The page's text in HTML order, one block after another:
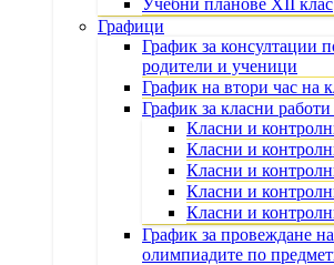
Учебни планове XII клас
Графици
График за консултации
родители и ученици
График на втори час на
График за класни
Класни и
Класни и
Класни и
Класни и
Класни и
График за провеждане
олимпиадите по